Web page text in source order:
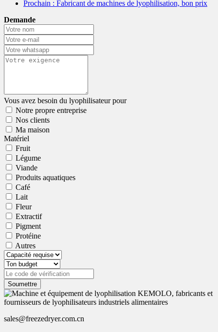
Prochain : Fabricant de machines de lyophilisation, bon prix
Demande
Vous avez besoin du lyophilisateur pour
Notre propre entreprise
Nos clients
Ma maison
Matériel
Fruit
Légume
Viande
Produits aquatiques
Café
Lait
Fleur
Extractif
Pigment
Protéine
Autres
Soumettre
sales@freezedryer.com.cn